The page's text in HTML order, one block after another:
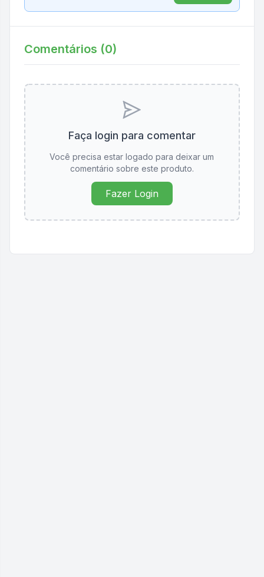
Comentários (0)
Faça login para comentar
Você precisa estar logado para deixar um
comentário sobre este produto.
Fazer Login